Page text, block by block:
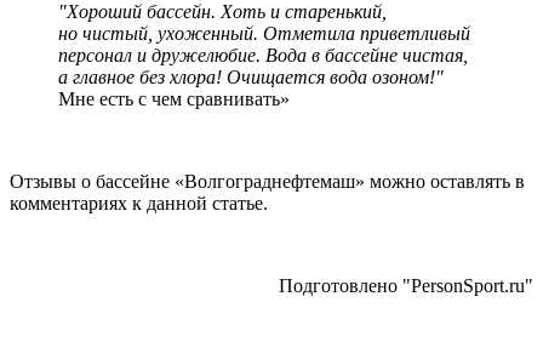
"Хороший бассейн. Хоть и старенький,
но чистый, ухоженный. Отметила приветливый
персонал и дружелюбие. Вода в бассейне чистая,
а главное без хлора! Очищается вода озоном!"
Мне есть с чем сравнивать»
Отзывы о бассейне «Волгограднефтемаш» можно оставлять в
комментариях к данной статье.
Подготовлено "PersonSport.ru"